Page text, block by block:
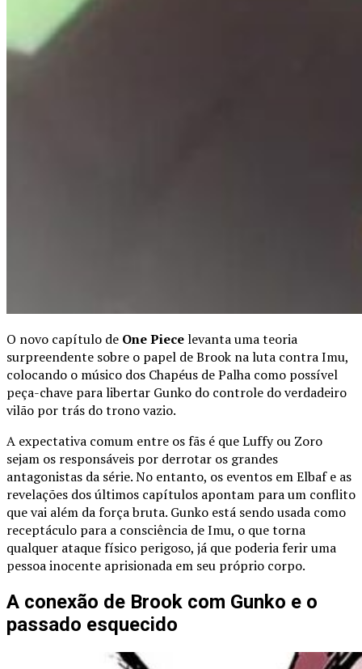
O novo capítulo de One Piecelevanta uma teoria
surpreendente sobre o papel de Brook na luta contra Imu,
colocando o músico dos Chapéus de Palha como possível
peça-chave para libertar Gunko do controle do verdadeiro
vilão por trás do trono vazio.
A expectativa comum entre os fãs é que Luffy ou Zoro
sejam os responsáveis por derrotar os grandes
antagonistas da série. No entanto, os eventos em Elbaf e as
revelações dos últimos capítulos apontam para um conflito
que vai além da força bruta. Gunko está sendo usada como
receptáculo para a consciência de Imu, o que torna
qualquer ataque físico perigoso, já que poderia ferir uma
pessoa inocente aprisionada em seu próprio corpo.
A conexão de Brook com Gunko e o
passado esquecido